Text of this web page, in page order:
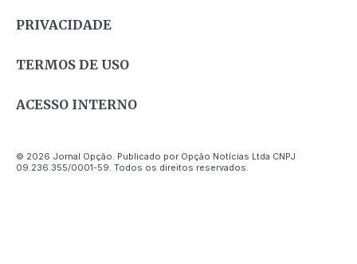
PRIVACIDADE
TERMOS DE USO
ACESSO INTERNO
© 2026 Jornal Opção. Publicado por Opção Notícias Ltda CNPJ
09.236.355/0001-59. Todos os direitos reservados.